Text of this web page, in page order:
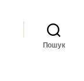
Пошук